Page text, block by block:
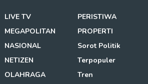
LIVE TV
MEGAPOLITAN
NASIONAL
NETIZEN
OLAHRAGA
PERISTIWA
PROPERTI
Sorot Politik
Terpopuler
Tren